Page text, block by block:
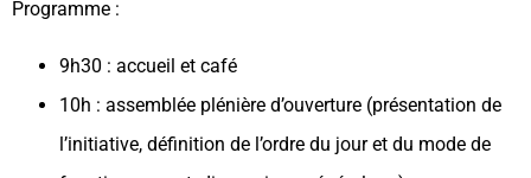
Programme :
9h30 : accueil et café
10h : assemblée plénière d’ouverture (présentation de
l’initiative, définition de l’ordre du jour et du mode de